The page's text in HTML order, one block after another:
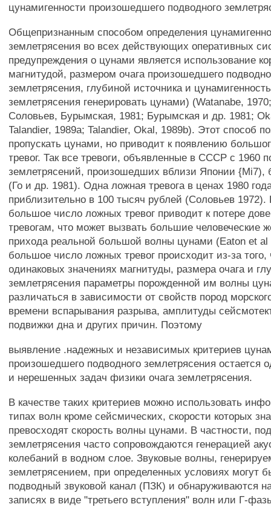
цунамигенности произошедшего подводного
Общепризнанным способом определения
землетрясения во всех действующих оперативных
предупреждения о цунами является использование
магнитудой, размером очага произошедшего
землетрясения, глубиной источника и
землетрясения генерировать цунами) (Watanabe,
Соловьев, Бурымская, 1981; Бурымская и др. 1981;
Talandier, 1989а; Talandier, Okal, 1989b). Этот способ
пропускать цунами, но приводит к появлению
тревог. Так все тревоги, объявленные в СССР с 1960
землетрясений, произошедших вблизи Японии
(Го и др. 1981). Одна ложная тревога в ценах 1980
приблизительно в 100 тысяч рублей (Соловьев 1972).
большое число ложных тревог приводит к потере
тревогам, что может вызвать большие человеческие
прихода реальной большой волны цунами (Eaton et al
большое число ложных тревог происходит из-за того,
одинаковых значениях магнитуды, размера очага и
землетрясения параметры порожденной им волны
различаться в зависимости от свойств пород
времени вспарывания разрыва, амплитуды
подвижки дна и других причин. Поэтому
выявление .надежных и независимых критериев
произошедшего подводного землетрясения остается
и нерешенных задач физики очага землетрясения.
В качестве таких критериев можно использовать
типах волн кроме сейсмических, скорости которых
превосходят скорость волны цунами. В частности,
землетрясения часто сопровождаются генерацией
колебаний в водном слое. Звуковые волны,
землетрясением, при определенных условиях могут
подводный звуковой канал (ПЗК) и обнаруживаются
записях в виде "третьего вступления" волн или Г-